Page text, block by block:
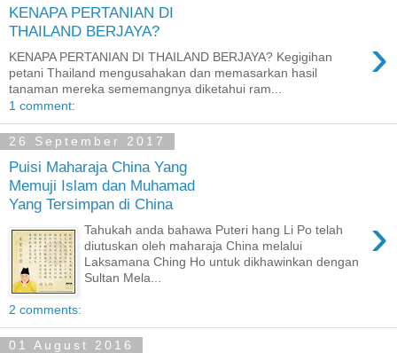
KENAPA PERTANIAN DI
THAILAND BERJAYA?
›
KENAPA PERTANIAN DI THAILAND BERJAYA? Kegigihan
petani Thailand mengusahakan dan memasarkan hasil
tanaman mereka sememangnya diketahui ram...
1 comment:
26 September 2017
Puisi Maharaja China Yang
Memuji Islam dan Muhamad
Yang Tersimpan di China
›
Tahukah anda bahawa Puteri hang Li Po telah
diutuskan oleh maharaja China melalui
Laksamana Ching Ho untuk dikhawinkan dengan
Sultan Mela...
2 comments:
01 August 2016